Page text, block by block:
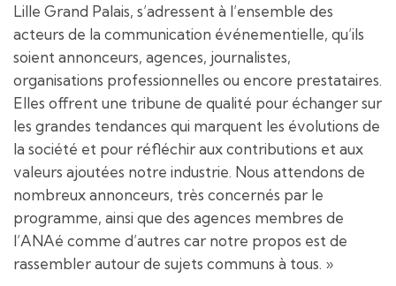
Lille Grand Palais, s’adressent à l’ensemble des
acteurs de la communication événementielle, qu’ils
soient annonceurs, agences, journalistes,
organisations professionnelles ou encore prestataires.
Elles offrent une tribune de qualité pour échanger sur
les grandes tendances qui marquent les évolutions de
la société et pour réfléchir aux contributions et aux
valeurs ajoutées notre industrie. Nous attendons de
nombreux annonceurs, très concernés par le
programme, ainsi que des agences membres de
l’ANAé comme d’autres car notre propos est de
rassembler autour de sujets communs à tous. »